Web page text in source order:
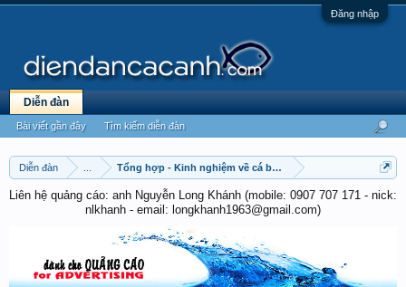
Đăng nhập
Diễn đàn Tổng hợp - Kinh nghiệm về cá betta
Liên hệ quảng cáo: anh Nguyễn Long Khánh (mobile: 0907 707 171 - nick:
nlkhanh - email: longkhanh1963@gmail.com)
Diễn đàn
Bài viết gần đây Tìm kiếm diễn đàn